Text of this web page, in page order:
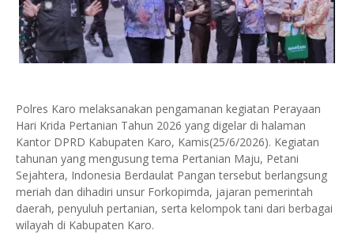
Polres Karo melaksanakan pengamanan kegiatan Perayaan
Hari Krida Pertanian Tahun 2026 yang digelar di halaman
Kantor DPRD Kabupaten Karo, Kamis(25/6/2026). Kegiatan
tahunan yang mengusung tema Pertanian Maju, Petani
Sejahtera, Indonesia Berdaulat Pangan tersebut berlangsung
meriah dan dihadiri unsur Forkopimda, jajaran pemerintah
daerah, penyuluh pertanian, serta kelompok tani dari berbagai
wilayah di Kabupaten Karo.